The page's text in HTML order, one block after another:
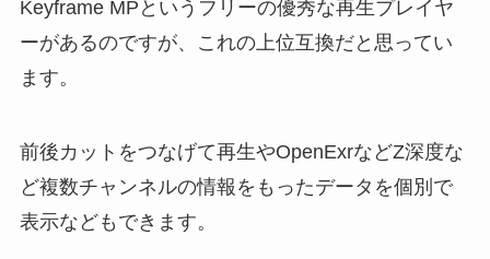
Keyframe MPというフリーの優秀な再生プレイヤ
ーがあるのですが、これの上位互換だと思ってい
ます。
前後カットをつなげて再生やOpenExrなどZ深度な
ど複数チャンネルの情報をもったデータを個別で
表示などもできます。